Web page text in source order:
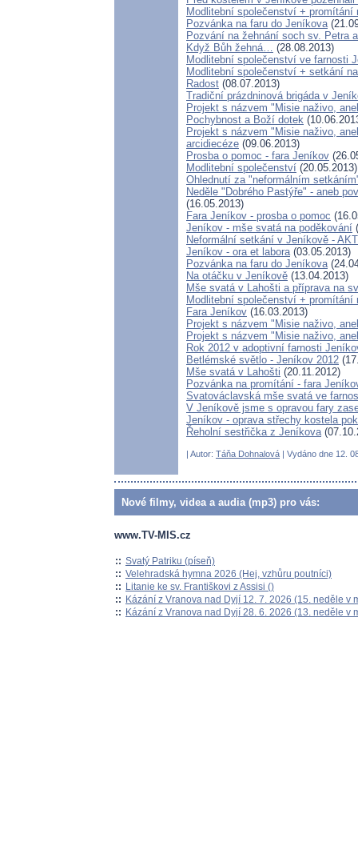
Modlitební společenství + promítání
Pozvánka na faru do Jeníkova
Pozvání na žehnání soch sv. Petra
Když Bůh žehná…
(28.08.2013)
Modlitební společenství ve farnosti
Modlitební společenství + setkání
Radost (08.07.2013)
Tradiční prázdninová brigáda v
Projekt s názvem "Misie naživo,
Pochybnost a Boží dotek
Projekt s názvem "Misie naživo,
arcidiecéze (09.06.2013)
Prosba o pomoc - fara Jeníkov
Modlitební společenství (20.05.2013)
Ohlednutí za "neformálním
Neděle "Dobrého Pastýře" - aneb
(16.05.2013)
Fara Jeníkov - prosba o pomoc
Jeníkov - mše svatá na poděkování
Neformální setkání v Jeníkově -
Jeníkov - ora et labora (03.05.2013)
Pozvánka na faru do Jeníkova
Na otáčku v Jeníkově (13.04.2013)
Mše svatá v Lahošti a příprava na
Modlitební společenství + promítání
Fara Jeníkov (16.03.2013)
Projekt s názvem "Misie naživo,
Projekt s názvem "Misie naživo,
Rok 2012 v adoptivní farnosti
Betlémské světlo - Jeníkov 2012
Mše svatá v Lahošti (20.11.2012)
Pozvánka na promítání - fara
Svatováclavská mše svatá ve
V Jeníkově jsme s opravou fary
Jeníkov - oprava střechy kostela
Řeholní sestřička z Jeníkova
| Autor: Táňa Dohnalová | Vydáno dne 12.
Nové filmy, videa a audia (mp3) pro vás:
www.TV-MIS.cz
:: Svatý Patriku (píseň)
:: Velehradská hymna 2026 (Hej, vzhůru poutníci)
:: Litanie ke sv. Františkovi z Assisi ()
:: Kázání z Vranova nad Dyjí 12. 7. 2026 (15. neděle v
:: Kázání z Vranova nad Dyjí 28. 6. 2026 (13. neděle v